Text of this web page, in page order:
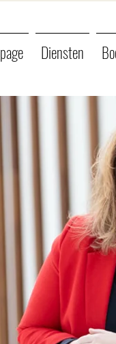
Diensten